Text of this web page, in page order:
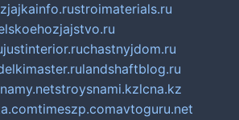
stroimaterials.ru
justinterior.ruchastnyjdom.ru
landshaftblog.ru
stroysnami.kzlcna.kz
timeszp.comavtoguru.net